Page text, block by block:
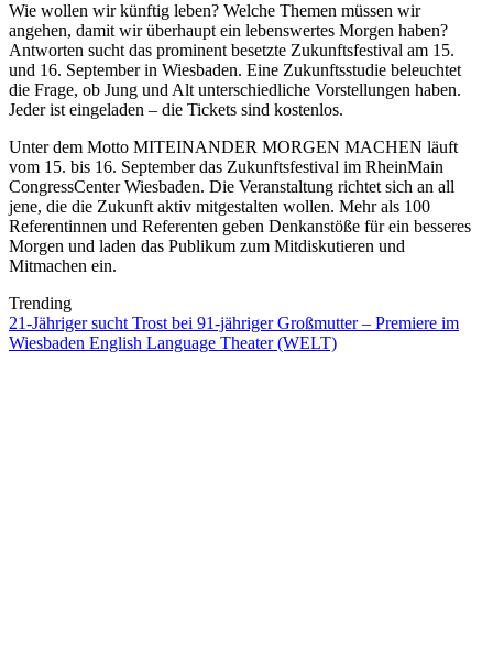
Wie wollen wir künftig leben? Welche Themen müssen wir
angehen, damit wir überhaupt ein lebenswertes Morgen haben?
Antworten sucht das prominent besetzte Zukunftsfestival am 15.
und 16. September in Wiesbaden. Eine Zukunftsstudie beleuchtet
die Frage, ob Jung und Alt unterschiedliche Vorstellungen haben.
Jeder ist eingeladen – die Tickets sind kostenlos.
Unter dem Motto MITEINANDER MORGEN MACHEN läuft
vom 15. bis 16. September das Zukunftsfestival im RheinMain
CongressCenter Wiesbaden. Die Veranstaltung richtet sich an all
jene, die die Zukunft aktiv mitgestalten wollen. Mehr als 100
Referentinnen und Referenten geben Denkanstöße für ein besseres
Morgen und laden das Publikum zum Mitdiskutieren und
Mitmachen ein.
Trending
21-Jähriger sucht Trost bei 91-jähriger Großmutter – Premiere im
Wiesbaden English Language Theater (WELT)